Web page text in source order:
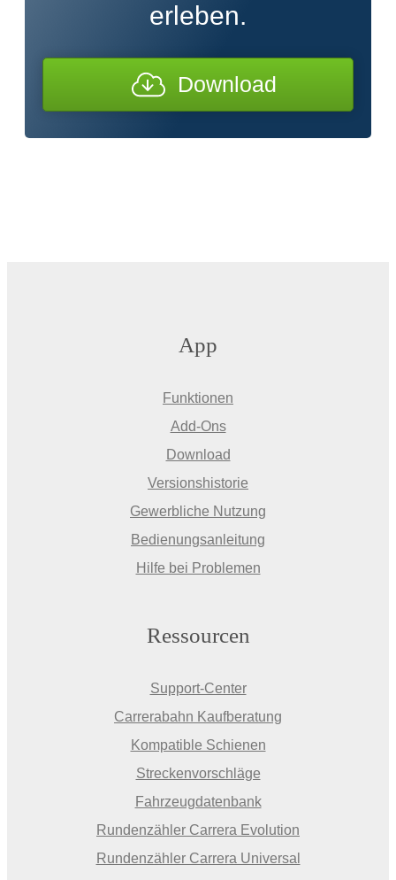
erleben.
Download
App
Funktionen
Add-Ons
Download
Versionshistorie
Gewerbliche Nutzung
Bedienungsanleitung
Hilfe bei Problemen
Ressourcen
Support-Center
Carrerabahn Kaufberatung
Kompatible Schienen
Streckenvorschläge
Fahrzeugdatenbank
Rundenzähler Carrera Evolution
Rundenzähler Carrera Universal